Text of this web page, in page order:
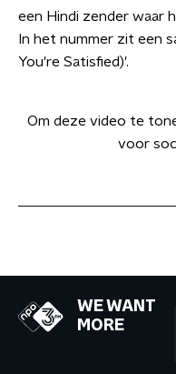
een Hindi zender waar
In het nummer zit een
You're Satisfied)'.
Om deze video te
voor
WE WANT
MORE